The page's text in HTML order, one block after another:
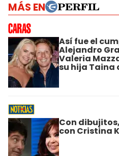
MÁS EN
Así fue el
Alejandro
Valeria
su hija Taina
Con
con Cristina